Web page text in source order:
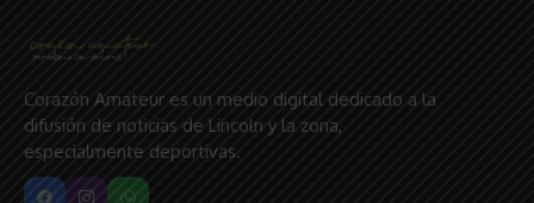
Corazón Amateur es un medio digital dedicado a la
difusión de noticias de Lincoln y la zona,
especialmente deportivas.